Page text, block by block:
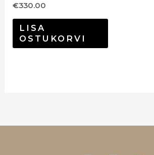
€330.00
LISA
OSTUKORVI